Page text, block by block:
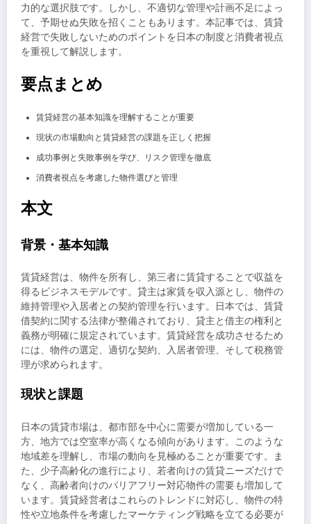
力的な選択肢です。しかし、不適切な管理や計画不足によっ
て、予期せぬ失敗を招くこともあります。本記事では、賃貸
経営で失敗しないためのポイントを日本の制度と消費者視点
を重視して解説します。
要点まとめ
賃貸経営の基本知識を理解することが重要
現状の市場動向と賃貸経営の課題を正しく把握
成功事例と失敗事例を学び、リスク管理を徹底
消費者視点を考慮した物件選びと管理
本文
背景・基本知識
賃貸経営は、物件を所有し、第三者に賃貸することで収益を
得るビジネスモデルです。貸主は家賃を収入源とし、物件の
維持管理や入居者との契約管理を行います。日本では、賃貸
借契約に関する法律が整備されており、貸主と借主の権利と
義務が明確に規定されています。賃貸経営を成功させるため
には、物件の選定、適切な契約、入居者管理、そして税務管
理が求められます。
現状と課題
日本の賃貸市場は、都市部を中心に需要が増加している一
方、地方では空室率が高くなる傾向があります。このような
地域差を理解し、市場の動向を見極めることが重要です。ま
た、少子高齢化の進行により、若者向けの賃貸ニーズだけで
なく、高齢者向けのバリアフリー対応物件の需要も増加して
います。賃貸経営者はこれらのトレンドに対応し、物件の特
性や立地条件を考慮したマーケティング戦略を立てる必要が